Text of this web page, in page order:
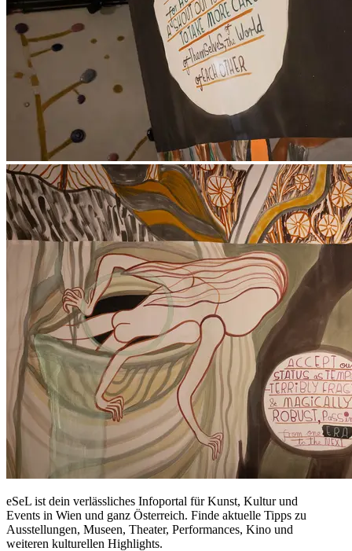
eSeL ist dein verlässliches Infoportal für Kunst, Kultur und
Events in Wien und ganz Österreich. Finde aktuelle Tipps zu
Ausstellungen, Museen, Theater, Performances, Kino und
weiteren kulturellen Highlights.